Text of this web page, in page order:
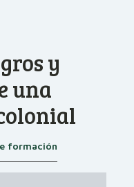
y
una
formación